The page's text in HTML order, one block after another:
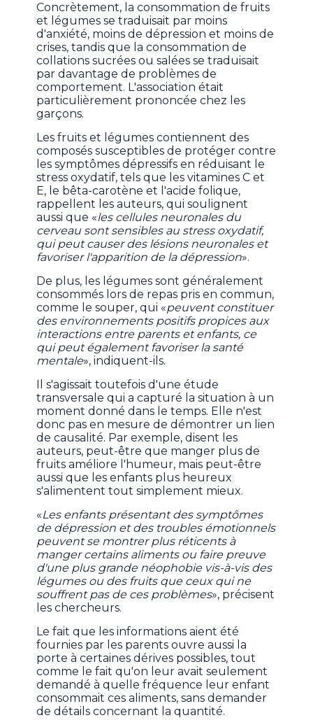
Concrètement, la consommation de fruits
et légumes se traduisait par moins
d'anxiété, moins de dépression et moins de
crises, tandis que la consommation de
collations sucrées ou salées se traduisait
par davantage de problèmes de
comportement. L'association était
particulièrement prononcée chez les
garçons.
Les fruits et légumes contiennent des
composés susceptibles de protéger contre
les symptômes dépressifs en réduisant le
stress oxydatif, tels que les vitamines C et
E, le bêta-carotène et l'acide folique,
rappellent les auteurs, qui soulignent
aussi que «les cellules neuronales du
cerveau sont sensibles au stress oxydatif,
qui peut causer des lésions neuronales et
favoriser l'apparition de la dépression».
De plus, les légumes sont généralement
consommés lors de repas pris en commun,
comme le souper, qui «peuvent constituer
des environnements positifs propices aux
interactions entre parents et enfants, ce
qui peut également favoriser la santé
mentale», indiquent-ils.
Il s'agissait toutefois d'une étude
transversale qui a capturé la situation à un
moment donné dans le temps. Elle n'est
donc pas en mesure de démontrer un lien
de causalité. Par exemple, disent les
auteurs, peut-être que manger plus de
fruits améliore l'humeur, mais peut-être
aussi que les enfants plus heureux
s'alimentent tout simplement mieux.
«Les enfants présentant des symptômes
de dépression et des troubles émotionnels
peuvent se montrer plus réticents à
manger certains aliments ou faire preuve
d'une plus grande néophobie vis-à-vis des
légumes ou des fruits que ceux qui ne
souffrent pas de ces problèmes», précisent
les chercheurs.
Le fait que les informations aient été
fournies par les parents ouvre aussi la
porte à certaines dérives possibles, tout
comme le fait qu'on leur avait seulement
demandé à quelle fréquence leur enfant
consommait ces aliments, sans demander
de détails concernant la quantité.